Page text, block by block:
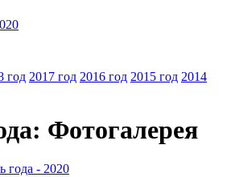
год 2017 год 2016 год 2015 год 2014
Фотогалерея
года - 2020